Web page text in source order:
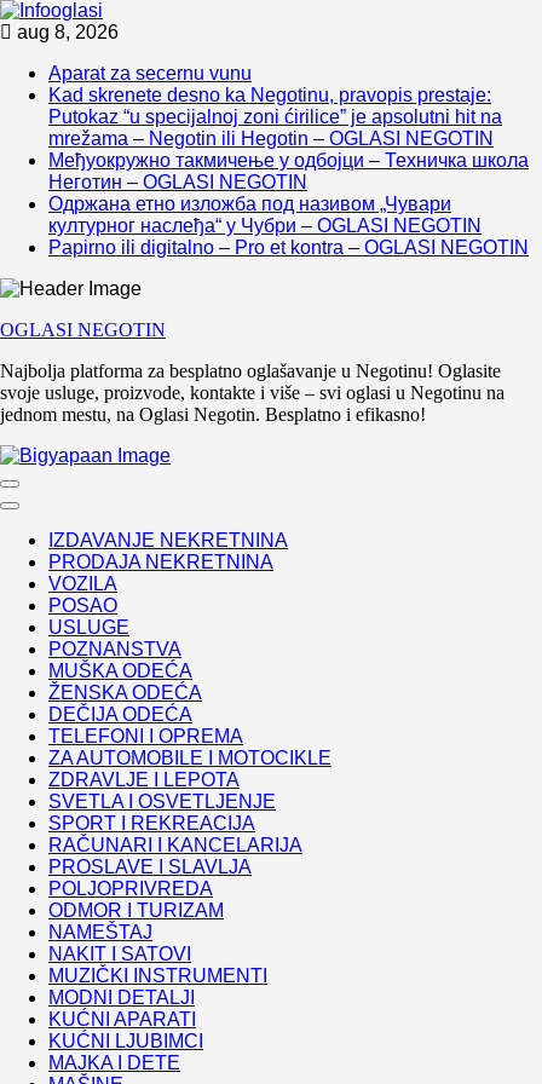
Skip
content
aug 8, 2026
Aparat za secernu vunu
Kad skrenete desno ka Negotinu, pravopis prestaje:
Putokaz “u specijalnoj zoni ćirilice” je apsolutni hit na
mrežama – Negotin ili Hegotin – OGLASI NEGOTIN
Међуокружно такмичење у одбојци – Техничка школа
Неготин – OGLASI NEGOTIN
Одржана етно изложба под називом „Чувари
културног наслеђа“ у Чубри – OGLASI NEGOTIN
Papirno ili digitalno – Pro et kontra – OGLASI NEGOTIN
OGLASI NEGOTIN
Najbolja platforma za besplatno oglašavanje u Negotinu! Oglasite
svoje usluge, proizvode, kontakte i više – svi oglasi u Negotinu na
jednom mestu, na Oglasi Negotin. Besplatno i efikasno!
IZDAVANJE NEKRETNINA
PRODAJA NEKRETNINA
VOZILA
POSAO
USLUGE
POZNANSTVA
MUŠKA ODEĆA
ŽENSKA ODEĆA
DEČIJA ODEĆA
TELEFONI I OPREMA
ZA AUTOMOBILE I MOTOCIKLE
ZDRAVLJE I LEPOTA
SVETLA I OSVETLJENJE
SPORT I REKREACIJA
RAČUNARI I KANCELARIJA
PROSLAVE I SLAVLJA
POLJOPRIVREDA
ODMOR I TURIZAM
NAMEŠTAJ
NAKIT I SATOVI
MUZIČKI INSTRUMENTI
MODNI DETALJI
KUĆNI APARATI
KUĆNI LJUBIMCI
MAJKA I DETE